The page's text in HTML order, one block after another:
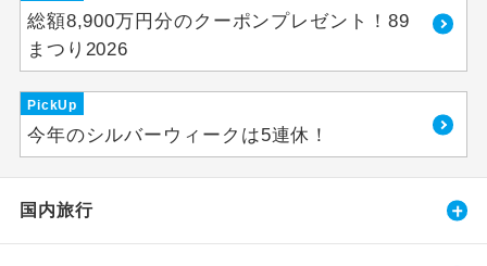
総額8,900万円分のクーポンプレゼント！89
まつり2026
PickUp
今年のシルバーウィークは5連休！
国内旅行